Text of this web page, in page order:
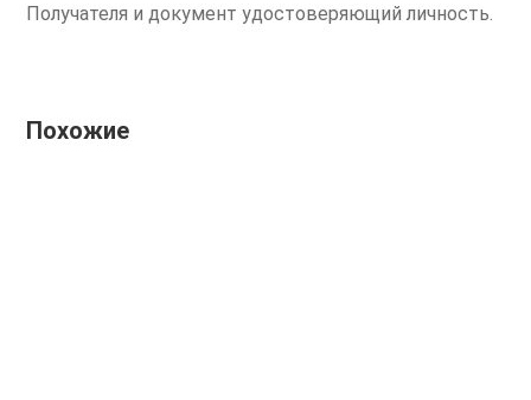
Получателя и документ удостоверяющий личность.
Похожие